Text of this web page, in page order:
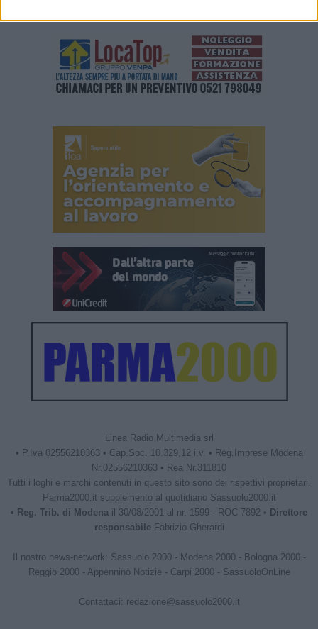
Linea Radio Multimedia srl
• P.Iva 02556210363 • Cap.Soc. 10.329,12 i.v. • Reg.Imprese Modena
Nr.02556210363 • Rea Nr.311810
Tutti i loghi e marchi contenuti in questo sito sono dei rispettivi proprietari.
Parma2000.it supplemento al quotidiano Sassuolo2000.it
• Reg. Trib. di Modena il 30/08/2001 al nr. 1599 - ROC 7892 • Direttore
responsabileFabrizio Gherardi
Il nostro news-network: Sassuolo 2000- Modena 2000- Bologna 2000-
Reggio 2000- Appennino Notizie - Carpi 2000- SassuoloOnLine
Contattaci: redazione@sassuolo2000.it